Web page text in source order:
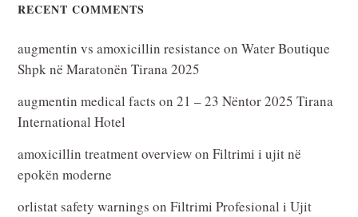
RECENT COMMENTS
augmentin vs amoxicillin resistance onWater Boutique
Shpk në Maratonën Tirana 2025
augmentin medical facts on21 – 23 Nëntor 2025 Tirana
International Hotel
amoxicillin treatment overviewonFiltrimi i ujit në
epokën moderne
orlistat safety warnings onFiltrimi Profesional i Ujit